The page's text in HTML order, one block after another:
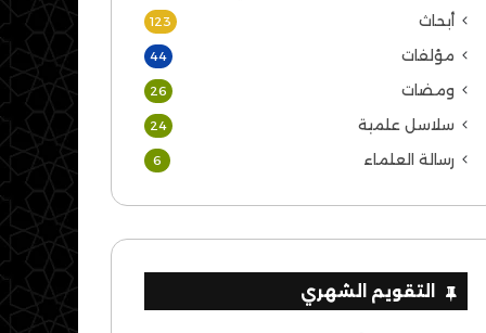
أبحاث 123
مؤلفات 44
ومضات 26
سلاسل علمية 24
رسالة العلماء 6
التقويم الشهري